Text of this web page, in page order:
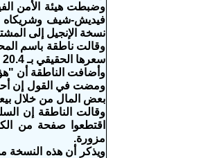
وضبطت هيئة الأمن
فيديش-شيف وشريكاه
نسخة الإنجيل إلى
وقالت ناطقة باسم
سعرها الحقيقي بـ 20.4 مليون دولار.
وأضافت الناطقة أن
ومضت في القول إن
بعض المال من خلال
وقالت الناطقة إن
اقتطعوا صفحة من
مزورة.
ويذكر أن هذه النسخة